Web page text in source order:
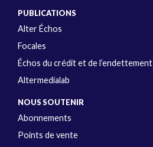
PUBLICATIONS
Alter Échos
Focales
Échos du crédit et de l’endettement
Altermedialab
NOUS SOUTENIR
Abonnements
Points de vente